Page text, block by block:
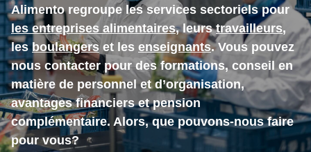
Alimento regroupe les services sectoriels pour
les entreprises alimentaires, leurstravailleurs,
lesboulangerset les enseignants. Vous pouvez
nous contacter pour des formations, conseil en
matière de personnel et d’organisation,
avantages financiers et pension
complémentaire. Alors, que pouvons-nous faire
pour vous?